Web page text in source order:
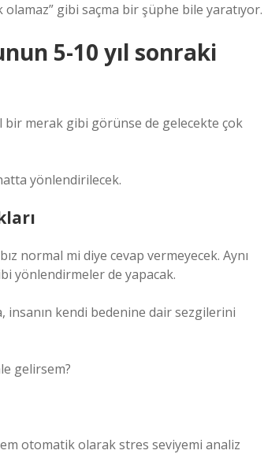
gibi saçma bir şüphe bile yaratıyor.
5-10 yıl sonraki
bir merak gibi görünse de gelecekte çok
yönlendirilecek.
normal mi diye cevap vermeyecek. Aynı
yönlendirmeler de yapacak.
insanın kendi bedenine dair sezgilerini
gelirsem?
otomatik olarak stres seviyemi analiz